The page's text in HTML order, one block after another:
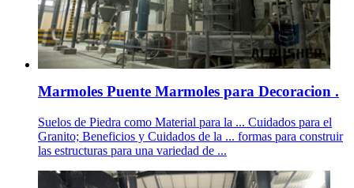
Marmoles Puente Marmoles para Decoracion .
Suelos de Piedra como Material para la ... Cuidados para el
Granito; Beneficios y Cuidados de la ... formas para construir
las estructuras para una variedad de ...